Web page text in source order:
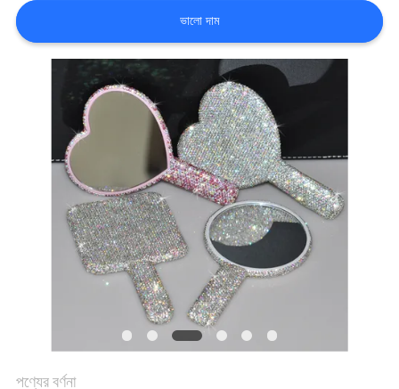
কারখানা
ভ্রমণ
যোগাযোগ
ক্ষেত্রেই
ভালো দাম
পণ্যের বর্ণনা